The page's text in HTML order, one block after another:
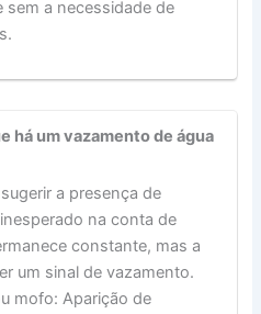
sem a necessidade de
há um vazamento de água
a presença de
na conta de
constante, mas a
um sinal de vazamento.
mofo: Aparição de